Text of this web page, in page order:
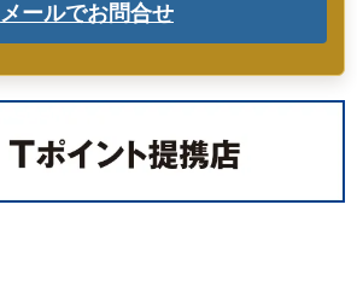
メールでお問合せ